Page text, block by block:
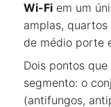
Wi-Fi em um
amplas,
de médio porte
Dois pontos
segmento: o
(antifungos,